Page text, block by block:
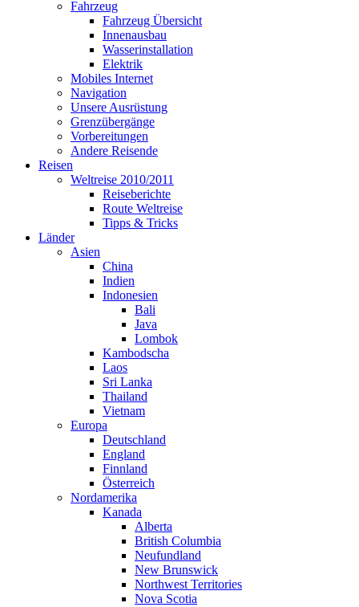
Fahrzeug
Fahrzeug Übersicht
Innenausbau
Wasserinstallation
Elektrik
Mobiles Internet
Navigation
Unsere Ausrüstung
Grenzübergänge
Vorbereitungen
Andere Reisende
Reisen
Weltreise 2010/2011
Reiseberichte
Route Weltreise
Tipps & Tricks
Länder
Asien
China
Indien
Indonesien
Bali
Java
Lombok
Kambodscha
Laos
Sri Lanka
Thailand
Vietnam
Europa
Deutschland
England
Finnland
Österreich
Nordamerika
Kanada
Alberta
British Columbia
Neufundland
New Brunswick
Northwest Territories
Nova Scotia